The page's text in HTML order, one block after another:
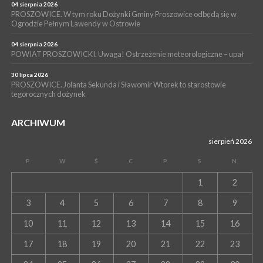
WYDARZENIA
13 lipca 2026
Szpitalu im. Ojca Rafała z Proszowic już działa
04 sierpnia 2026
PROSZOWICE. W tym roku Dożynki Gminy Proszowice odbędą się w
Ogrodzie Pełnym Lawendy w Ostrowie
04 sierpnia 2026
POWIAT PROSZOWICKI. Uwaga! Ostrzeżenie meteorologiczne – upał
30 lipca 2026
PROSZOWICE. Jolanta Sekunda i Sławomir Wtorek to starostowie
tegorocznych dożynek
ARCHIWUM
sierpień 2026
P W Ś C P S N
1 2
3 4 5 6 7 8 9
10 11 12 13 14 15 16
17 18 19 20 21 22 23